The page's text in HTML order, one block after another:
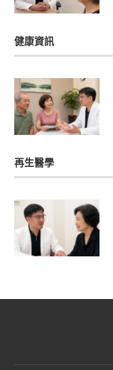
健康資訊
再生醫學